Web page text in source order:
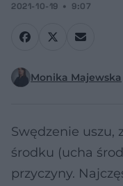
2021-10-19 9:07
Monika Majewska
Swędzenie uszu,
środku (ucha
przyczyny.